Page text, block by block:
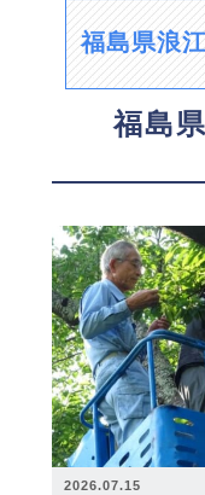
福島県浪
福島
2026.07.15